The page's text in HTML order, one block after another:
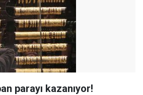
parayı kazanıyor!